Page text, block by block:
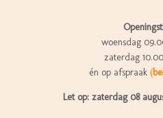
woensdag
zaterdag
én op afspraak (
Let op: zaterdag 08